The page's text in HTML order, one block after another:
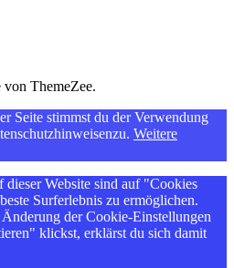
von ThemeZee.
Seite stimmst du der Verwendung
Weitere
Website sind auf "Cookies
Surferlebnis zu ermöglichen.
der Cookie-Einstellungen
klickst, erklärst du sich damit